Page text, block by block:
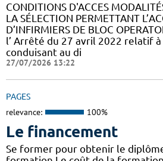
CONDITIONS D'ACCES
LA SÉLECTION PERMETTANT
D’INFIRMIERS DE BLOC
l’ Arrêté du 27 avril 2022 relatif
conduisant au di
27/07/2026 13:22
PAGES
relevance: 100%
Le financement
Se former pour obtenir le